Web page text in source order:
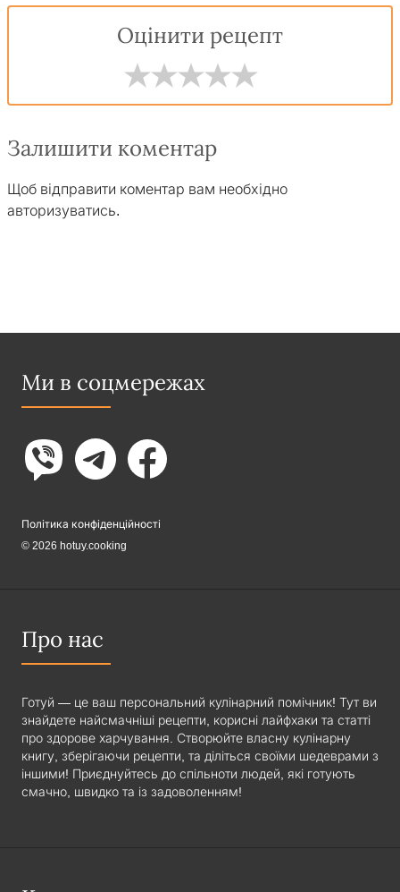
Оцінити рецепт
Залишити коментар
Щоб відправити коментар вам необхідно
авторизуватись.
Ми в соцмережах
Політика конфіденційності
© 2026 hotuy.cooking
Про нас
Готуй — це ваш персональний кулінарний помічник! Тут ви
знайдете найсмачніші рецепти, корисні лайфхаки та статті
про здорове харчування. Створюйте власну кулінарну
книгу, зберігаючи рецепти, та діліться своїми шедеврами з
іншими! Приєднуйтесь до спільноти людей, які готують
смачно, швидко та із задоволенням!